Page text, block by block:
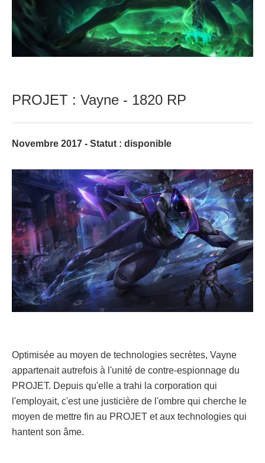
PROJET : Vayne - 1820 RP
Novembre 2017 - Statut : disponible
Optimisée au moyen de technologies secrètes, Vayne
appartenait autrefois à l'unité de contre-espionnage du
PROJET. Depuis qu'elle a trahi la corporation qui
l'employait, c'est une justicière de l'ombre qui cherche le
moyen de mettre fin au PROJET et aux technologies qui
hantent son âme.